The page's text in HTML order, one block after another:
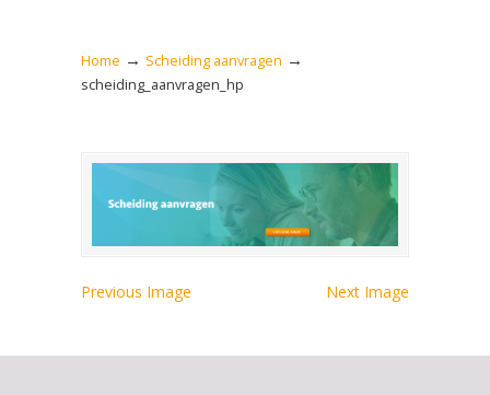
Home → Scheiding aanvragen →
scheiding_aanvragen_hp
Previous Image Next Image